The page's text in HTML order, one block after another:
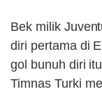
Bek milik
diri pertama di
gol bunuh diri
Timnas Turki